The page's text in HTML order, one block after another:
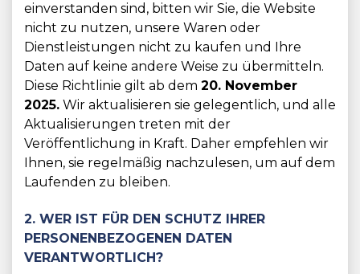
einverstanden sind, bitten wir Sie, die Website
nicht zu nutzen, unsere Waren oder
Dienstleistungen nicht zu kaufen und Ihre
Daten auf keine andere Weise zu übermitteln.
Diese Richtlinie gilt ab dem 20. November
2025. Wir aktualisieren sie gelegentlich, und alle
Aktualisierungen treten mit der
Veröffentlichung in Kraft. Daher empfehlen wir
Ihnen, sie regelmäßig nachzulesen, um auf dem
Laufenden zu bleiben.
2. WER IST FÜR DEN SCHUTZ IHRER
PERSONENBEZOGENEN DATEN
VERANTWORTLICH?